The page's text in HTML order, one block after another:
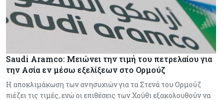
Saudi Aramco: Μειώνει την τιμή του πετρελαίου για
την Ασία εν μέσω εξελίξεων στο Ορμούζ
Η αποκλιμάκωση των ανησυχιών για τα Στενά του Ορμούζ
πιέζει τις τιμές, ενώ οι επιθέσεις των Χούθι εξακολουθούν να